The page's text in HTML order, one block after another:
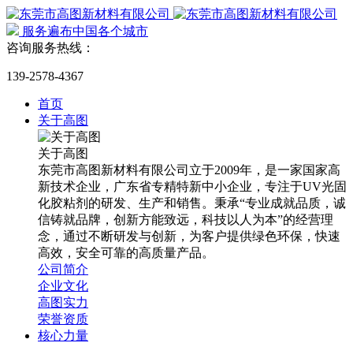
服务遍布中国各个城市
咨询服务热线：
139-2578-4367
首页
关于高图
关于高图
东莞市高图新材料有限公司立于2009年，是一家国家高
新技术企业，广东省专精特新中小企业，专注于UV光固
化胶粘剂的研发、生产和销售。秉承“专业成就品质，诚
信铸就品牌，创新方能致远，科技以人为本”的经营理
念，通过不断研发与创新，为客户提供绿色环保，快速
高效，安全可靠的高质量产品。
公司简介
企业文化
高图实力
荣誉资质
核心力量